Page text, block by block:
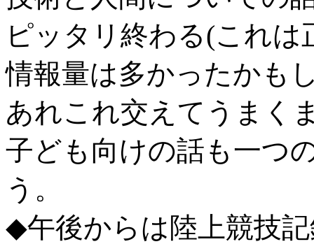
ピッタリ終わる(これ
情報量は多かったかも
あれこれ交えてうまく
子ども向けの話も一つ
う。
◆午後からは陸上競技